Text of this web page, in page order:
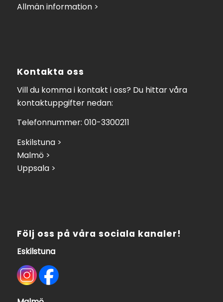
Allmän information >
Kontakta oss
Vill du komma i kontakt i oss? Du hittar våra
kontaktuppgifter nedan:
Telefonnummer: 010-3300211
Eskilstuna >
Malmö >
Uppsala >
Följ oss på våra sociala kanaler!
Eskilstuna